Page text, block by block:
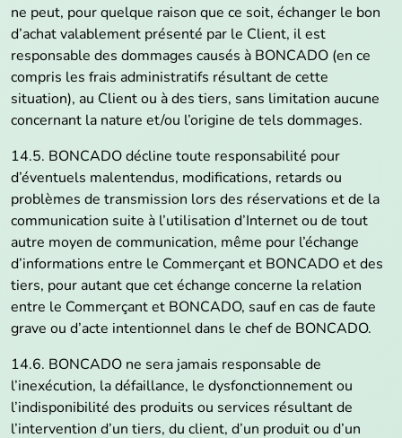
ne peut, pour quelque raison que ce soit, échanger le bon
d’achat valablement présenté par le Client, il est
responsable des dommages causés à BONCADO (en ce
compris les frais administratifs résultant de cette
situation), au Client ou à des tiers, sans limitation aucune
concernant la nature et/ou l’origine de tels dommages.
14.5. BONCADO décline toute responsabilité pour
d’éventuels malentendus, modifications, retards ou
problèmes de transmission lors des réservations et de la
communication suite à l’utilisation d’Internet ou de tout
autre moyen de communication, même pour l’échange
d’informations entre le Commerçant et BONCADO et des
tiers, pour autant que cet échange concerne la relation
entre le Commerçant et BONCADO, sauf en cas de faute
grave ou d’acte intentionnel dans le chef de BONCADO.
14.6. BONCADO ne sera jamais responsable de
l’inexécution, la défaillance, le dysfonctionnement ou
l’indisponibilité des produits ou services résultant de
l’intervention d’un tiers, du client, d’un produit ou d’un